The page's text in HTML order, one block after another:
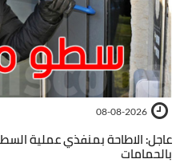
08-08-2026
عاجل: الاطاحة بمنفذي عملية
بالحمامات